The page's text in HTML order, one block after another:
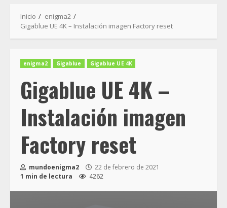
Inicio
enigma2
Gigablue UE 4K – Instalación imagen Factory reset
enigma2 Gigablue Gigablue UE 4K
Gigablue UE 4K –
Instalación imagen
Factory reset
mundoenigma2
22 de febrero de 2021
1 min de lectura
4262